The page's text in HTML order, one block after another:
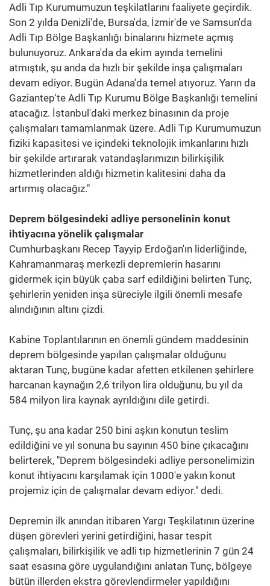
Adli Tıp Kurumumuzun teşkilatlarını faaliyete geçirdik.
Son 2 yılda Denizli'de, Bursa'da, İzmir'de ve Samsun'da
Adli Tıp Bölge Başkanlığı binalarını hizmete açmış
bulunuyoruz. Ankara'da da ekim ayında temelini
atmıştık, şu anda da hızlı bir şekilde inşa çalışmaları
devam ediyor. Bugün Adana'da temel atıyoruz. Yarın da
Gaziantep'te Adli Tıp Kurumu Bölge Başkanlığı temelini
atacağız. İstanbul'daki merkez binasının da proje
çalışmaları tamamlanmak üzere. Adli Tıp Kurumumuzun
fiziki kapasitesi ve içindeki teknolojik imkanlarını hızlı
bir şekilde artırarak vatandaşlarımızın bilirkişilik
hizmetlerinden aldığı hizmetin kalitesini daha da
artırmış olacağız."
Deprem bölgesindeki adliye personelinin konut
ihtiyacına yönelik çalışmalar
Cumhurbaşkanı Recep Tayyip Erdoğan'ın liderliğinde,
Kahramanmaraş merkezli depremlerin hasarını
gidermek için büyük çaba sarf edildiğini belirten Tunç,
şehirlerin yeniden inşa süreciyle ilgili önemli mesafe
alındığının altını çizdi.
Kabine Toplantılarının en önemli gündem maddesinin
deprem bölgesinde yapılan çalışmalar olduğunu
aktaran Tunç, bugüne kadar afetten etkilenen şehirlere
harcanan kaynağın 2,6 trilyon lira olduğunu, bu yıl da
584 milyon lira kaynak ayrıldığını dile getirdi.
Tunç, şu ana kadar 250 bini aşkın konutun teslim
edildiğini ve yıl sonuna bu sayının 450 bine çıkacağını
belirterek, "Deprem bölgesindeki adliye personelimizin
konut ihtiyacını karşılamak için 1000'e yakın konut
projemiz için de çalışmalar devam ediyor." dedi.
Depremin ilk anından itibaren Yargı Teşkilatının üzerine
düşen görevleri yerini getirdiğini, hasar tespit
çalışmaları, bilirkişilik ve adli tıp hizmetlerinin 7 gün 24
saat esasına göre uygulandığını anlatan Tunç, bölgeye
bütün illerden ekstra görevlendirmeler yapıldığını